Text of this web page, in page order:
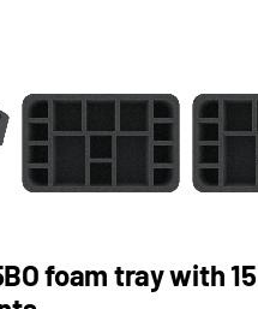
foam tray with 15